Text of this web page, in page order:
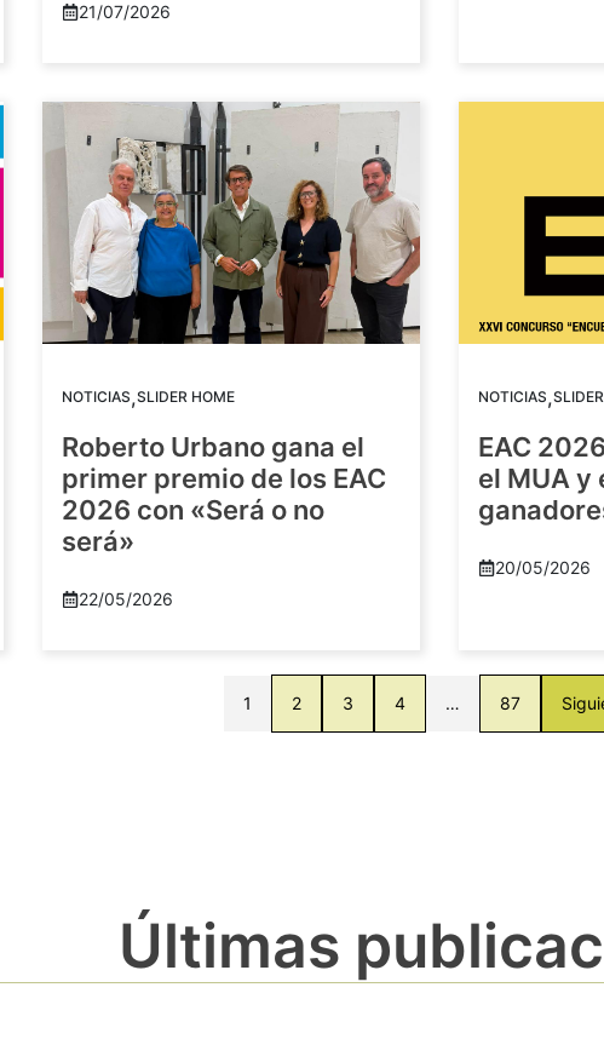
21/07/2026
NOTICIAS,SLIDER HOME
Roberto Urbano gana el
primer premio de los EAC
2026 con «Será o no
será»
22/05/2026
NOTICIAS,
EAC
el MUA y
20/05/2026
1 2 3 4 … 87
Últimas